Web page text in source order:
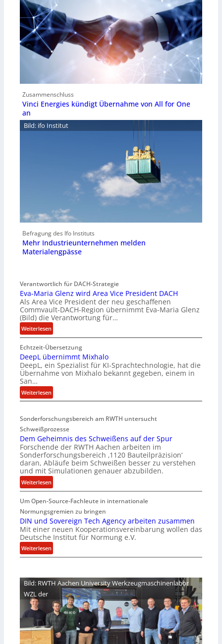
Zusammenschluss
Vinci Energies kündigt Übernahme von All for One
an
Bild: ifo Institut
Befragung des Ifo Instituts
Mehr Industrieunternehmen melden
Materialengpässe
Verantwortlich für DACH-Strategie
Eva-Maria Glenz wird Area Vice President DACH
Als Area Vice President der neu geschaffenen
Commvault-DACH-Region übernimmt Eva-Maria Glenz
(Bild) die Verantwortung für…
Weiterlesen:
E
v
a
-
M
a
r
i
G
l
e
n
z
w
i
r
d
r
e
a
V
i
P
e
s
i
d
Echtzeit-Übersetzung
DeepL übernimmt Mixhalo
DeepL, ein Spezialist für KI-Sprachtechnologie, hat die
Übernahme von Mixhalo bekannt gegeben, einem in
San…
Weiterlesen:
D
e
p
L
ü
b
e
r
n
m
m
t
M
i
x
l
Sonderforschungsbereich am RWTH untersucht
Schweißprozesse
Dem Geheimnis des Schweißens auf der Spur
Forschende der RWTH Aachen arbeiten im
Sonderforschungsbereich ‚1120 Bauteilpräzision‘
daran, Abläufe beim Schweißen besser zu verstehen
und mit Simulationen genauer abzubilden.
Weiterlesen:
D
e
m
G
e
e
i
i
d
e
s
S
Um Open-Source-Fachleute in internationale
Normungsgremien zu bringen
DIN und Sovereign Tech Agency arbeiten zusammen
Mit einer neuen Kooperationsvereinbarung wollen das
Deutsche Institut für Normung e.V.
Weiterlesen:
D
N
u
d
S
o
v
Bild: RWTH Aachen University Werkzeugmaschinenlabor
WZL der